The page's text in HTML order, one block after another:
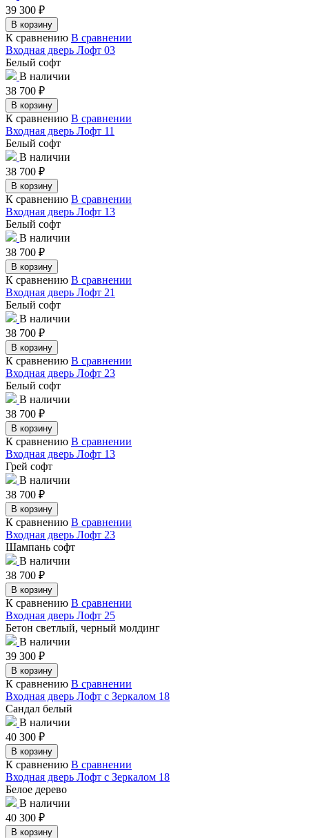
39 300 ₽
В корзину
К сравнению В сравнении
Входная дверь Лофт 03
Белый софт
В наличии
38 700 ₽
В корзину
К сравнению В сравнении
Входная дверь Лофт 11
Белый софт
В наличии
38 700 ₽
В корзину
К сравнению В сравнении
Входная дверь Лофт 13
Белый софт
В наличии
38 700 ₽
В корзину
К сравнению В сравнении
Входная дверь Лофт 21
Белый софт
В наличии
38 700 ₽
В корзину
К сравнению В сравнении
Входная дверь Лофт 23
Белый софт
В наличии
38 700 ₽
В корзину
К сравнению В сравнении
Входная дверь Лофт 13
Грей софт
В наличии
38 700 ₽
В корзину
К сравнению В сравнении
Входная дверь Лофт 23
Шампань софт
В наличии
38 700 ₽
В корзину
К сравнению В сравнении
Входная дверь Лофт 25
Бетон светлый, черный молдинг
В наличии
39 300 ₽
В корзину
К сравнению В сравнении
Входная дверь Лофт с Зеркалом 18
Сандал белый
В наличии
40 300 ₽
В корзину
К сравнению В сравнении
Входная дверь Лофт с Зеркалом 18
Белое дерево
В наличии
40 300 ₽
В корзину